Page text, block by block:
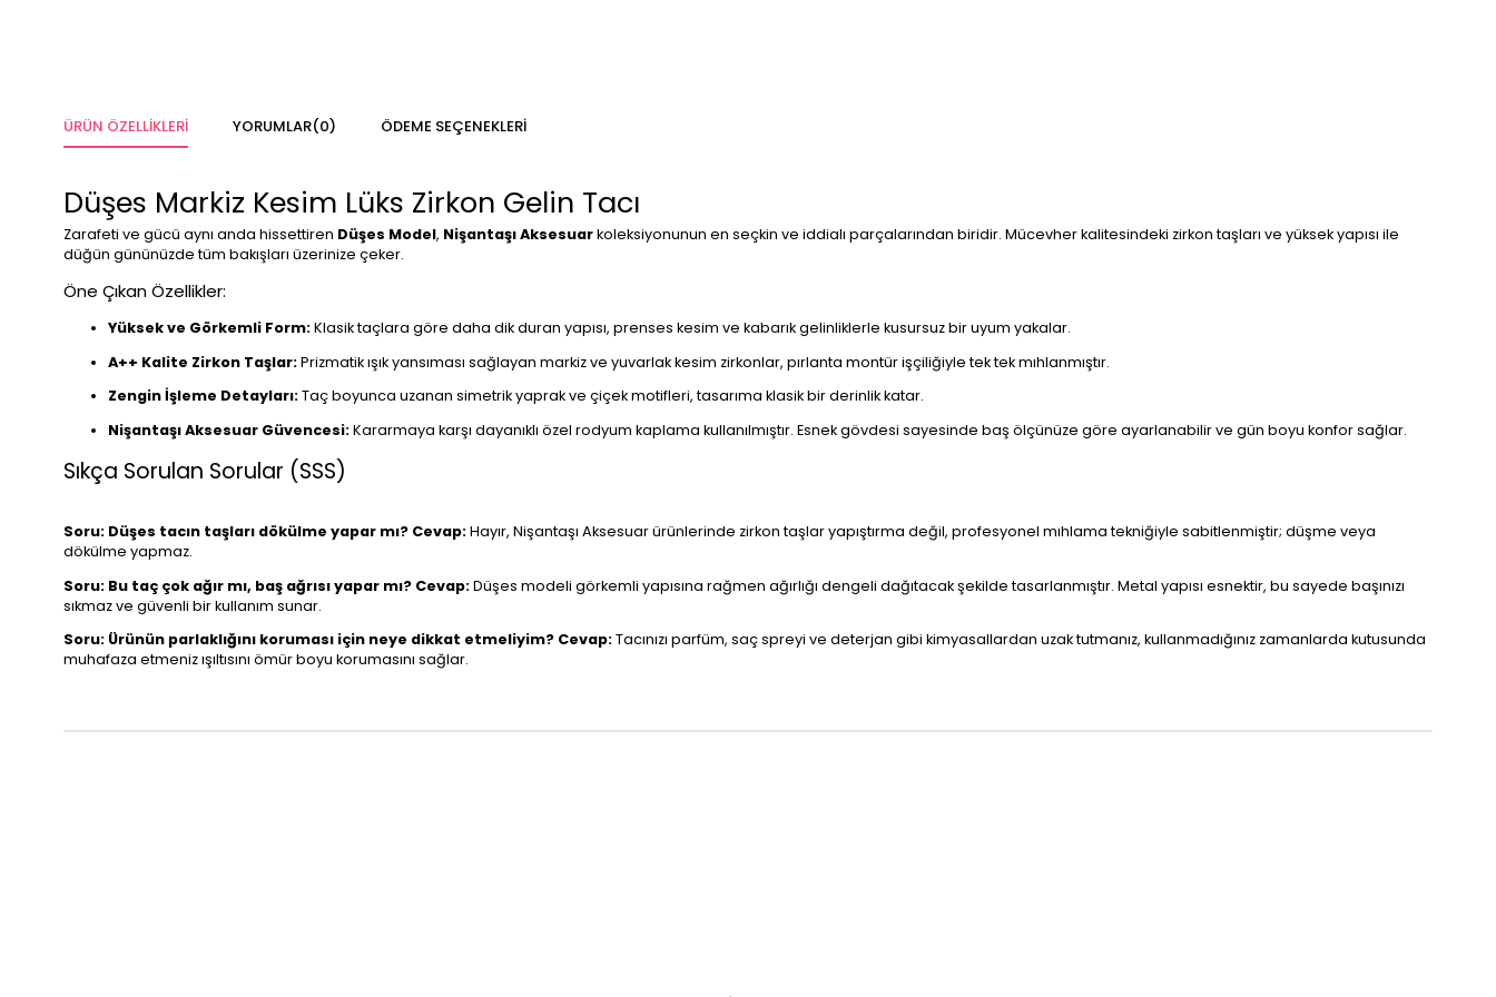
ÜRÜN ÖZELLIKLERI YORUMLAR(0) ÖDEME SEÇENEKLERI
Düşes Markiz Kesim Lüks Zirkon Gelin Tacı
Zarafeti ve gücü aynı anda hissettiren Düşes Model, Nişantaşı Aksesuarkoleksiyonunun en seçkin ve iddialı parçalarından biridir. Mücevher kalitesindeki zirkon taşları ve yüksek yapısı ile
düğün gününüzde tüm bakışları üzerinize çeker.
Öne Çıkan Özellikler:
Yüksek ve Görkemli Form:Klasik taçlara göre daha dik duran yapısı, prenses kesim ve kabarık gelinliklerle kusursuz bir uyum yakalar.
A++ Kalite Zirkon Taşlar:Prizmatik ışık yansıması sağlayan markiz ve yuvarlak kesim zirkonlar, pırlanta montür işçiliğiyle tek tek mıhlanmıştır.
Zengin İşleme Detayları:Taç boyunca uzanan simetrik yaprak ve çiçek motifleri, tasarıma klasik bir derinlik katar.
Nişantaşı Aksesuar Güvencesi:Kararmaya karşı dayanıklı özel rodyum kaplama kullanılmıştır. Esnek gövdesi sayesinde baş ölçünüze göre ayarlanabilir ve gün boyu konfor sağlar.
Sıkça Sorulan Sorular (SSS)
Soru: Düşes tacın taşları dökülme yapar mı? Cevap:Hayır, Nişantaşı Aksesuar ürünlerinde zirkon taşlar yapıştırma değil, profesyonel mıhlama tekniğiyle sabitlenmiştir; düşme veya
dökülme yapmaz.
Soru: Bu taç çok ağır mı, baş ağrısı yapar mı? Cevap:Düşes modeli görkemli yapısına rağmen ağırlığı dengeli dağıtacak şekilde tasarlanmıştır. Metal yapısı esnektir, bu sayede başınızı
sıkmaz ve güvenli bir kullanım sunar.
Soru: Ürünün parlaklığını koruması için neye dikkat etmeliyim? Cevap:Tacınızı parfüm, saç spreyi ve deterjan gibi kimyasallardan uzak tutmanız, kullanmadığınız zamanlarda kutusunda
muhafaza etmeniz ışıltısını ömür boyu korumasını sağlar.